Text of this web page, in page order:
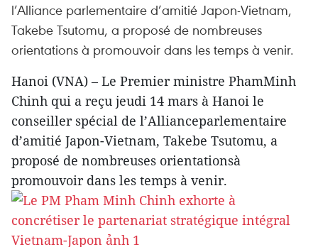
l’Alliance parlementaire d’amitié Japon-Vietnam,
Takebe Tsutomu, a proposé de nombreuses
orientations à promouvoir dans les temps à venir.
Hanoi (VNA) – Le Premier ministre PhamMinh
Chinh qui a reçu jeudi 14 mars à Hanoi le
conseiller spécial de l’Allianceparlementaire
d’amitié Japon-Vietnam, Takebe Tsutomu, a
proposé de nombreuses orientationsà
promouvoir dans les temps à venir.